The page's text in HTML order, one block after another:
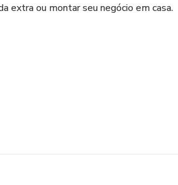
extra ou montar seu negócio em casa.